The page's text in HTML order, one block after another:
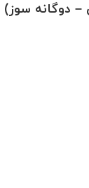
– دوگانه سوز)